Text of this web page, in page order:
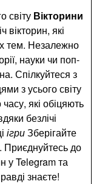
світу Вікторини
вікторин, які
тем. Незалежно
науки чи поп-
Спілкуйтеся з
з усього світу
які обіцяють
безлічі
ігриЗберігайте
Приєднуйтесь до
у Telegram та
знаєте!